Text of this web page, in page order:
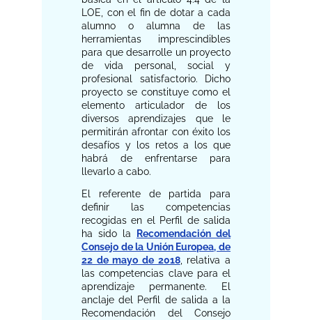
LOE, con el fin de dotar a cada
alumno o alumna de las
herramientas imprescindibles
para que desarrolle un proyecto
de vida personal, social y
profesional satisfactorio. Dicho
proyecto se constituye como el
elemento articulador de los
diversos aprendizajes que le
permitirán afrontar con éxito los
desafíos y los retos a los que
habrá de enfrentarse para
llevarlo a cabo.
El referente de partida para
definir las competencias
recogidas en el Perfil de salida
ha sido la
Recomendación del
Consejo de la Unión Europea, de
22 de mayo de 2018, relativa a
las competencias clave para el
aprendizaje permanente. El
anclaje del Perfil de salida a la
Recomendación del Consejo